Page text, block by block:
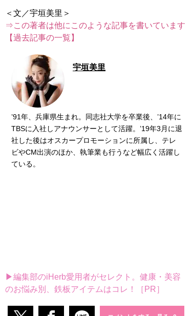
⇒この著者は他にこのような記事を書いています
【過去記事の一覧】
宇垣美里
’91年、兵庫県生まれ。同志社大学を卒業後、’14年に
TBSに入社しアナウンサーとして活躍。’19年3月に退
社した後はオスカープロモーションに所属し、テレ
ビやCM出演のほか、執筆業も行うなど幅広く活躍し
ている。
▶編集部のiHerb愛用者がセレクト。健康・美容
のお悩み別、鉄板アイテムはコレ！［PR］